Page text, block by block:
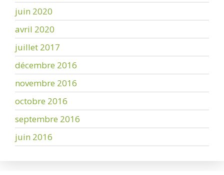
juin 2020
avril 2020
juillet 2017
décembre 2016
novembre 2016
octobre 2016
septembre 2016
juin 2016